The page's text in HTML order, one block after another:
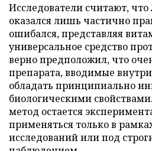
Исследователи считают,
оказался лишь частично
ошибался, представляя
универсальное средство
верно предположил, что
препарата, вводимые
обладать принципиально
биологическими
метод остается
применяться только в
исследований или под